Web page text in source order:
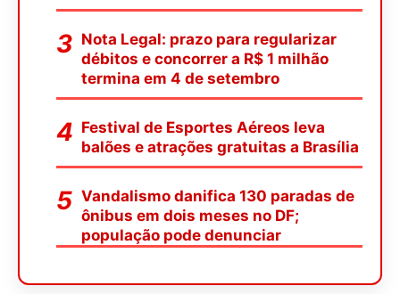
Nota Legal: prazo para regularizar
débitos e concorrer a R$ 1 milhão
termina em 4 de setembro
Festival de Esportes Aéreos leva
balões e atrações gratuitas a Brasília
Vandalismo danifica 130 paradas de
ônibus em dois meses no DF;
população pode denunciar